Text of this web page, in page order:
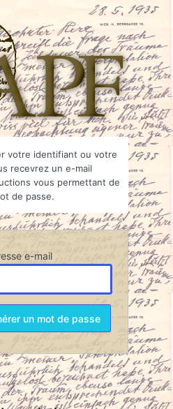
votre identifiant ou votre
recevrez un e-mail
vous permettant de
de passe.
e-mail